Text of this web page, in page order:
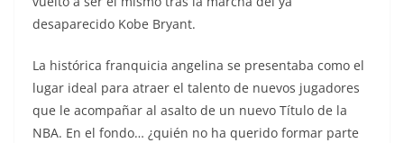
desaparecido Kobe Bryant.
La histórica franquicia angelina se presentaba como el
lugar ideal para atraer el talento de nuevos jugadores
que le acompañar al asalto de un nuevo Título de la
NBA. En el fondo… ¿quién no ha querido formar parte